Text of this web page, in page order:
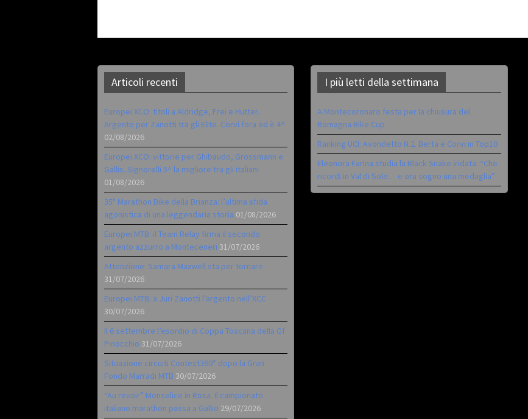
Articoli recenti
Europei XCO: titoli a Aldridge, Frei e Hutter.
Argento per Zanotti tra gli Elite. Corvi fora ed è 4^
02/08/2026
Europei XCO: vittorie per Ghibaudo, Grossmann e
Gallis. Signorelli 5^ la migliore tra gli italiani
01/08/2026
35ª Marathon Bike della Brianza: l’ultima sfida
agonistica di una leggendaria storia 01/08/2026
Europei MTB: il Team Relay firma il secondo
argento azzurro a Monteceneri 31/07/2026
Attenzione: Samara Maxwell sta per tornare
31/07/2026
Europei MTB: a Juri Zanotti l’argento nell’XCC
30/07/2026
Il 6 settembre l’esordio di Coppa Toscana della Gf
Pinocchio 31/07/2026
Situazione circuiti Contest360° dopo la Gran
Fondo Marradi MTB 30/07/2026
“Au revoir” Monselice in Rosa. Il campionato
italiano marathon passa a Gallio 29/07/2026
I più letti della settimana
A Montecoronaro festa per la chiusura del
Romagna Bike Cup
Ranking UCI: Avondetto N.2. Berta e Corvi in Top10
Eleonora Farina studia la Black Snake iridata: “Che
ricordi in Val di Sole… e ora sogno una medaglia”